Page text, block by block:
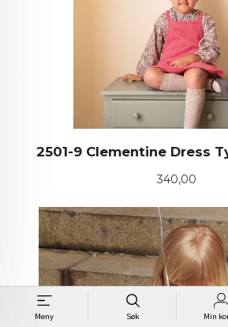
Meny Søk Min
2501-9 Clementine Dress
Pris
340,00